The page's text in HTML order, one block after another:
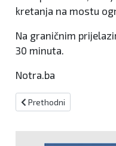
kretanja na mostu
Na graničnim
30 minuta.
Notra.ba
Prethodni članak:
Prethodni